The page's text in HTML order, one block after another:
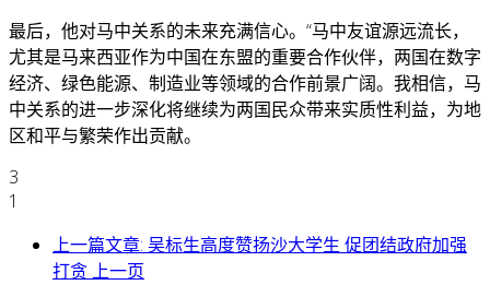
最后，他对马中关系的未来充满信心。“马中友谊源远流长，
尤其是马来西亚作为中国在东盟的重要合作伙伴，两国在数字
经济、绿色能源、制造业等领域的合作前景广阔。我相信，马
中关系的进一步深化将继续为两国民众带来实质性利益，为地
区和平与繁荣作出贡献。
3
1
上一篇文章: 吴标生高度赞扬沙大学生 促团结政府加强
打贪 上一页